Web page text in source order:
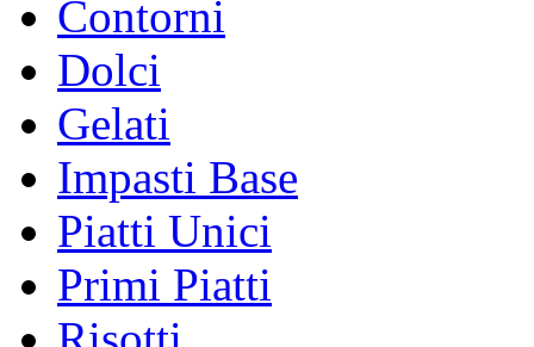
Contorni
Dolci
Gelati
Impasti Base
Piatti Unici
Primi Piatti